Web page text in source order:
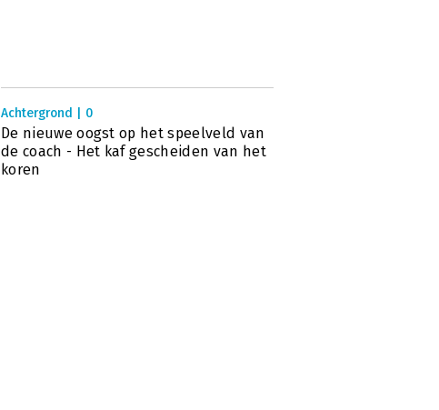
Achtergrond | 0
De nieuwe oogst op het speelveld van
de coach - Het kaf gescheiden van het
koren